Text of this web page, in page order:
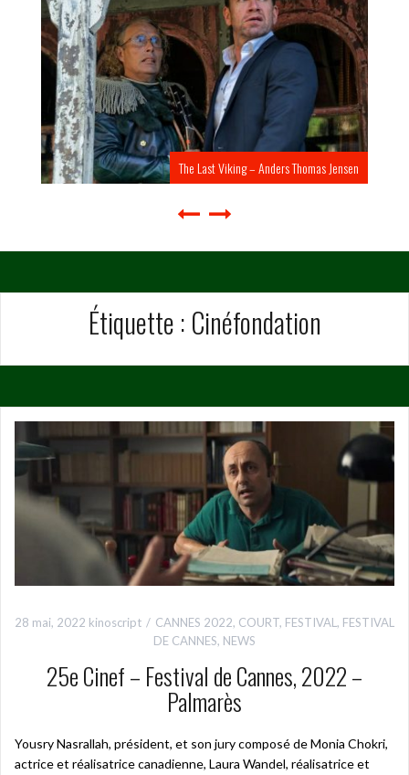
The Last Viking – Anders Thomas Jensen
Étiquette : Cinéfondation
28 mai, 2022 kinoscript CANNES 2022, COURT, FESTIVAL, FESTIVAL
DE CANNES, NEWS
25e Cinef – Festival de Cannes, 2022 –
Palmarès
Yousry Nasrallah, président, et son jury composé de Monia Chokri,
actrice et réalisatrice canadienne, Laura Wandel, réalisatrice et